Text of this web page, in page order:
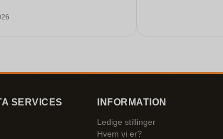
SERVICES INFORMATION
Ledige stillinger
Hvem vi er?